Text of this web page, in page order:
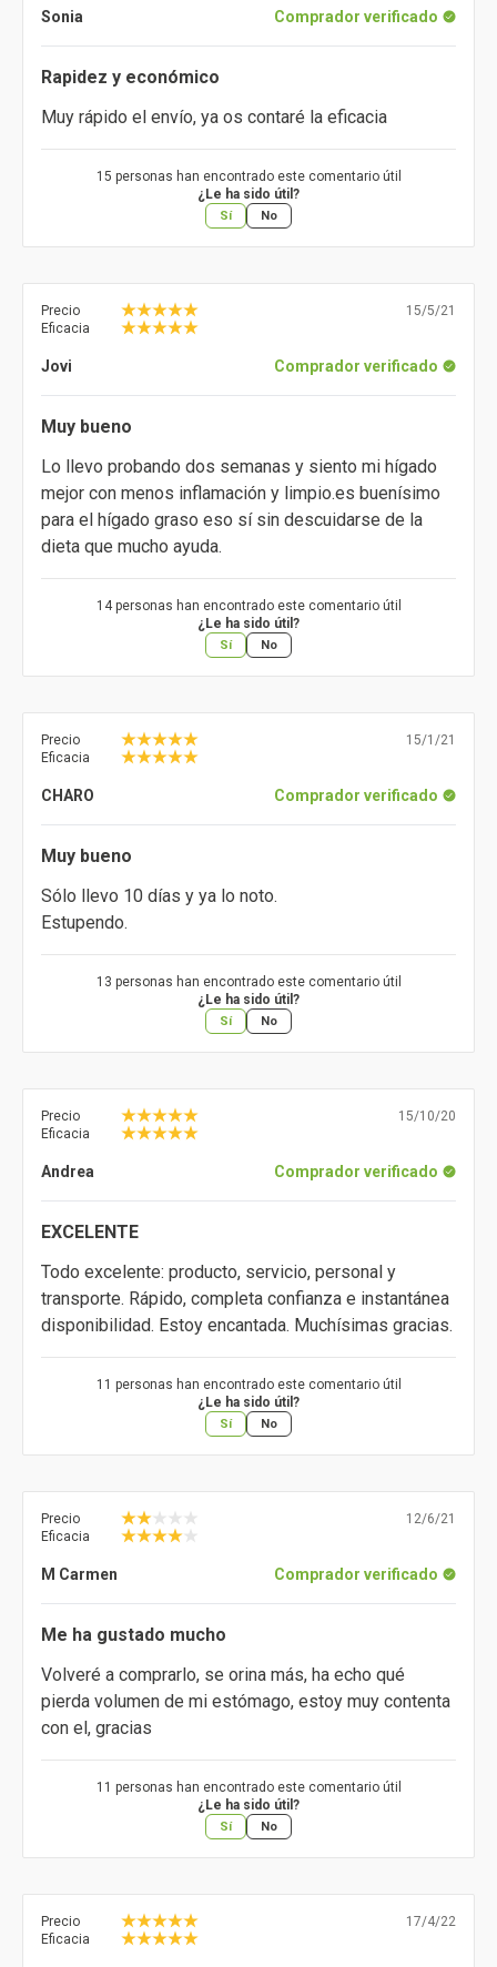
Sonia Comprador verificado
Rapidez y económico
Muy rápido el envío, ya os contaré la eficacia
15 personas han encontrado este comentario útil
¿Le ha sido útil?
Sí No
Precio
Eficacia
15/5/21
Jovi Comprador verificado
Muy bueno
Lo llevo probando dos semanas y siento mi hígado
mejor con menos inflamación y limpio.es buenísimo
para el hígado graso eso sí sin descuidarse de la
dieta que mucho ayuda.
14 personas han encontrado este comentario útil
¿Le ha sido útil?
Sí No
Precio
Eficacia
15/1/21
CHARO Comprador verificado
Muy bueno
Sólo llevo 10 días y ya lo noto.
Estupendo.
13 personas han encontrado este comentario útil
¿Le ha sido útil?
Sí No
Precio
Eficacia
15/10/20
Andrea Comprador verificado
EXCELENTE
Todo excelente: producto, servicio, personal y
transporte. Rápido, completa confianza e instantánea
disponibilidad. Estoy encantada. Muchísimas gracias.
11 personas han encontrado este comentario útil
¿Le ha sido útil?
Sí No
Precio
Eficacia
12/6/21
M Carmen Comprador verificado
Me ha gustado mucho
Volveré a comprarlo, se orina más, ha echo qué
pierda volumen de mi estómago, estoy muy contenta
con el, gracias
11 personas han encontrado este comentario útil
¿Le ha sido útil?
Sí No
Precio
Eficacia
17/4/22